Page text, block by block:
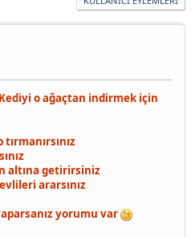
o ağaçtan indirmek için
altına getirirsiniz
ararsınız
yorumu var